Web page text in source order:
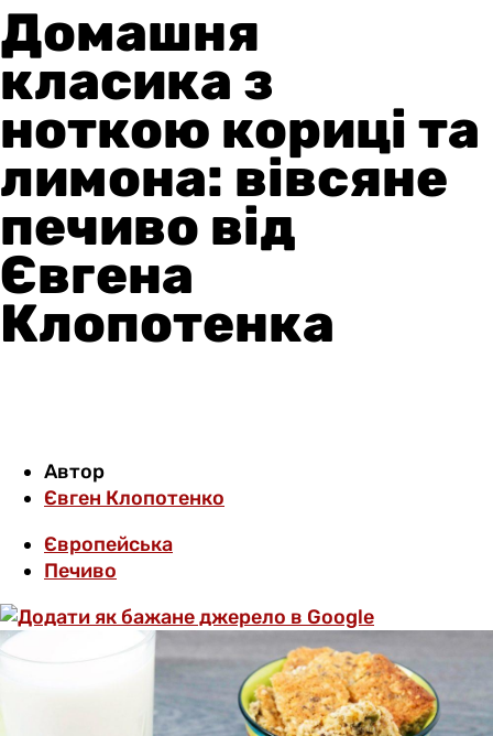
Домашня
класика з
ноткою кориці та
лимона: вівсяне
печиво від
Євгена
Клопотенка
Автор
Євген Клопотенко
Європейська
Печиво